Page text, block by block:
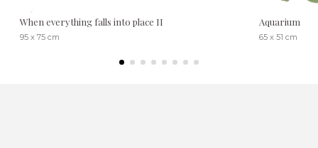
When everything falls into place II
95 x 75 cm
Aquarium
65 x 51 cm